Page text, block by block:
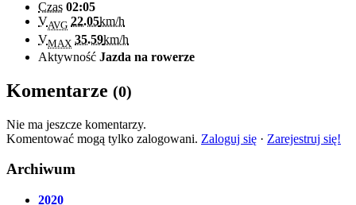
Czas 02:05
VAVG 22.05km/h
VMAX 35.59km/h
Aktywność Jazda na rowerze
Komentarze (0)
Nie ma jeszcze komentarzy.
Komentować mogą tylko zalogowani. Zaloguj się · Zarejestruj się!
Archiwum
2020